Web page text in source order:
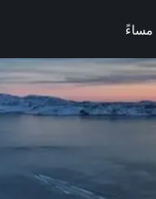
5 ساعات ago